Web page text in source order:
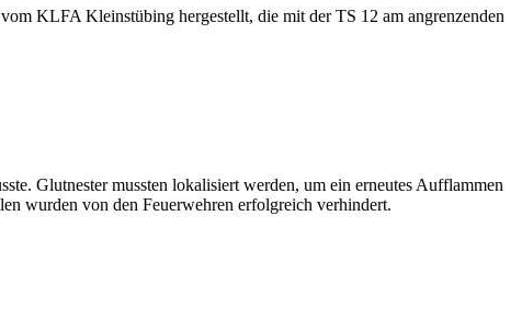
KLFA Kleinstübing hergestellt, die mit der TS 12 am angrenzenden
Glutnester mussten lokalisiert werden, um ein erneutes Aufflammen
wurden von den Feuerwehren erfolgreich verhindert.